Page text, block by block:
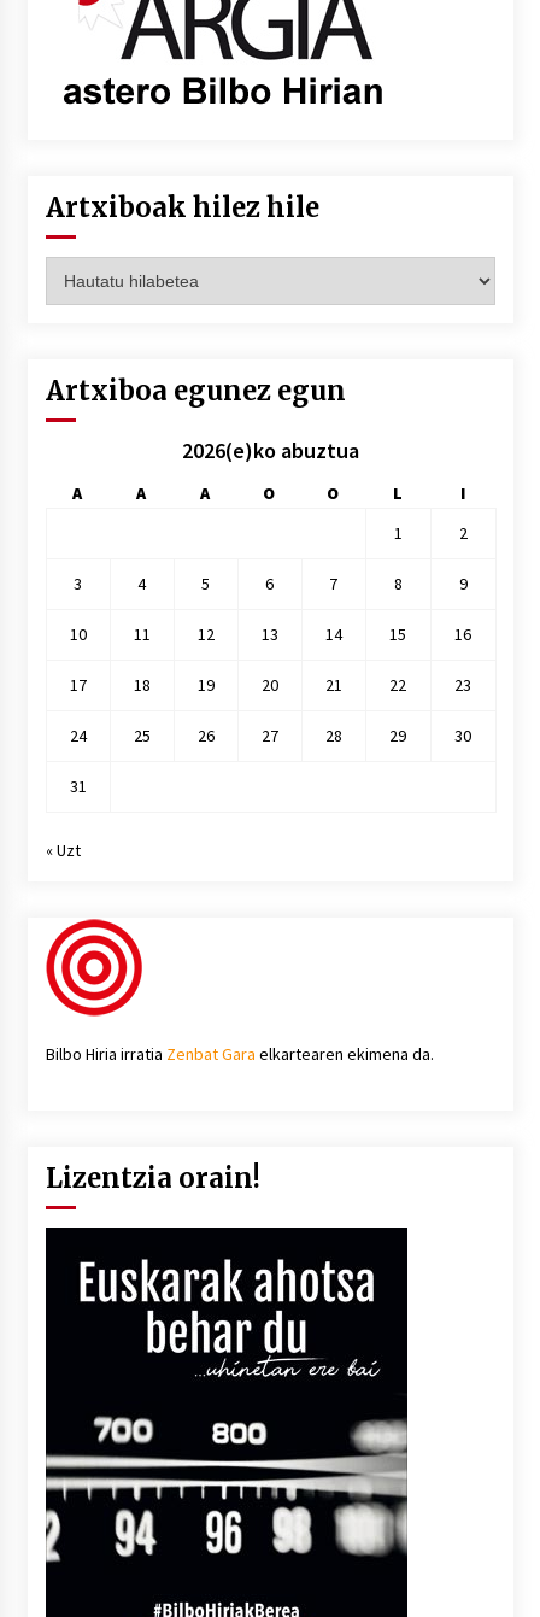
Artxiboak hilez hile
hilez
Artxiboa egunez egun
2026(e)ko abuztua
A A A O O L
I
1
2
3 4 5 6 7 8 9
10 11 12 13 14 15 16
17 18 19 20 21 22 23
24 25 26 27 28 29 30
31
« Uzt
Bilbo Hiria irratia Zenbat Gara elkartearen ekimena da.
Lizentzia orain!